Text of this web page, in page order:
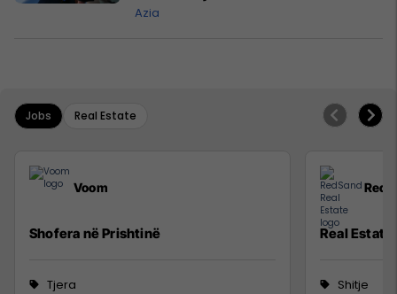
Azia
Jobs Real Estate
Voom
Shofera në Prishtinë
Tjera
Real Estate
Shitje